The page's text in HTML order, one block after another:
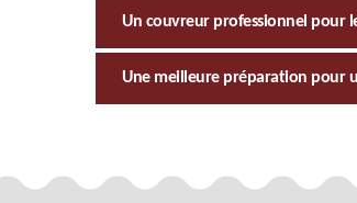
Un couvreur professionnel pour
Une meilleure préparation pour